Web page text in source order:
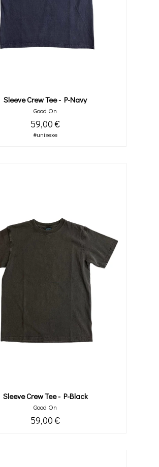
Sleeve Crew Tee - P-Navy
Good On
59,00 €
#unisexe
Sleeve Crew Tee - P-Black
Good On
59,00 €